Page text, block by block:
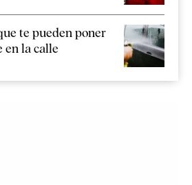
te pueden poner
en la calle